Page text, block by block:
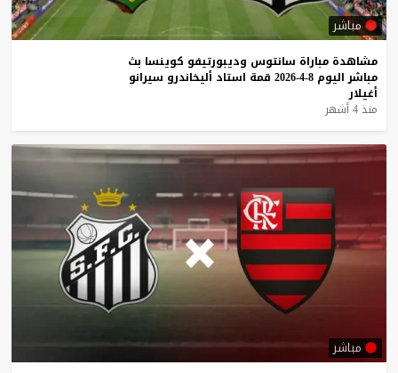
مباشر
مشاهدة مباراة سانتوس وديبورتيفو كوينسا بث
مباشر اليوم 8-4-2026 قمة استاد أليخاندرو سيرانو
أغيلار
منذ 4 أشهر
مباشر